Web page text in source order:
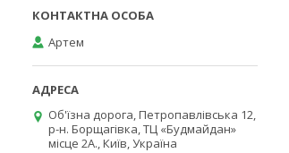
Артем
Об'їзна дорога, Петропавлівська 12,
р-н. Борщагівка, ТЦ «Будмайдан»
місце 2А., Київ, Україна